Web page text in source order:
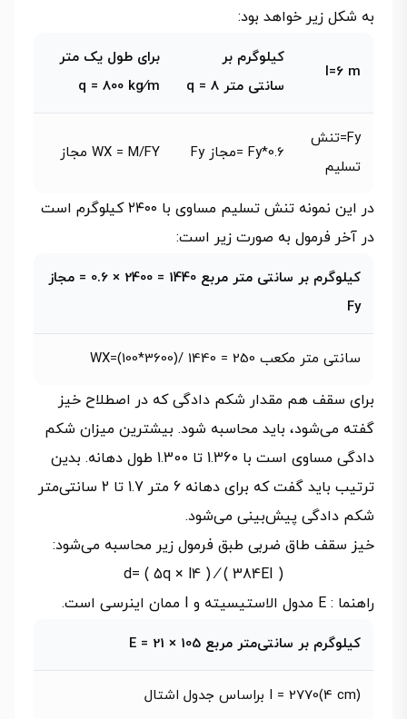
به شکل زیر خواهد بود:
I=6 m
کیلوگرم بر
سانتی متر 8 = q
برای طول یک متر
q = 800 kg⁄m
Fy=تنش
تسلیم
0.6*Fy =مجاز Fy WX = M/FY مجاز
در این نمونه تنش تسلیم مساوی با ۲۴۰۰ کیلوگرم است
در آخر فرمول به صورت زیر است:
کیلوگرم بر سانتی متر مربع 1440 = 2400 × 0.6 = مجاز
Fy
سانتی متر مکعب 250 = 1440 /(3600*100)=WX
برای سقف هم مقدار شکم دادگی که در اصطلاح خیز
گفته می‌شود، باید محاسبه شود. بیشترین میزان شکم
دادگی مساوی است با 1.360 تا 1.300 طول دهانه. بدین
ترتیب باید گفت که برای دهانه 6 متر 1.7 تا 2 سانتی‌متر
شکم دادگی پیش‌بینی می‌شود.
خیز سقف طاق ضربی طبق فرمول زیر محاسبه می‌شود:
( 384EI ) ⁄ ( 5q × l4 ) =d
راهنما : E مدول الاستیسیته و I ممان اینرسی است.
کیلوگرم بر سانتی‌متر مربع 105 × 21 = E
I = 2770(4 cm) براساس جدول اشتال